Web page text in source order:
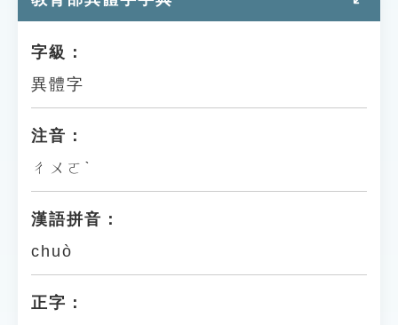
貓頭鷹博士
字級：
異體字
注音：
ㄔㄨㄛˋ
漢語拼音：
chuò
正字：